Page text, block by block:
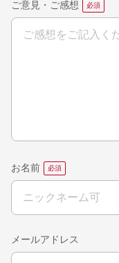
ご意見・ご感想
お名前
メールアドレス